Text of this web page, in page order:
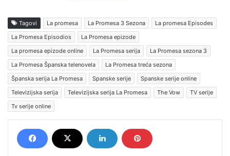
Tagovi La promesa La Promesa 3 Sezona
La promesa Episodes
La Promesa Episodios
La Promesa epizode
La promesa epizode online
La Promesa serija
La Promesa sezona 3
La Promesa Španska telenovela
La Promesa treća sezona
Španska serija La Promesa
Spanske serije
Spanske serije online
Televizijska serija
Televizijska serija La Promesa The Vow
TV serije
Tv serije online